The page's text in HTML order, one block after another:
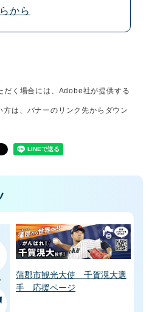
から
だく場合には、Adobe社が提供する
は、バナーのリンク先からダウン
蒲郡市観光大使 千賀滉大選
手 応援ページ